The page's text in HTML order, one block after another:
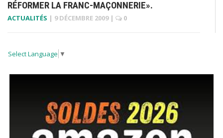
RÉFORMER LA FRANC-MAÇONNERIE».
ACTUALITÉS | 9 DÉCEMBRE 2009 | 0
Select Language ▼